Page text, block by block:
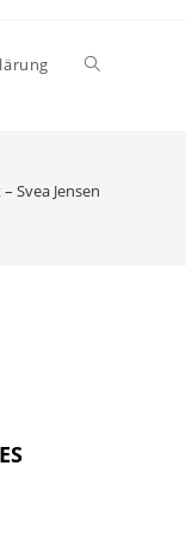
Svea Jensen